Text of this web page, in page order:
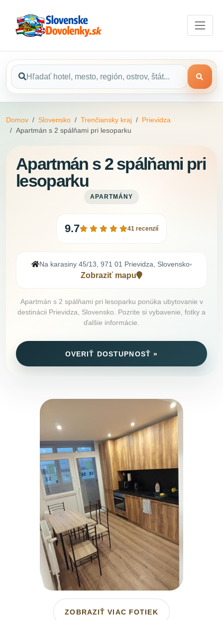
Domov Slovensko Trenčiansky kraj
Prievidza
Apartmán s 2 spálňami pri lesoparku
Apartmán s 2 spálňami pri
lesoparku
APARTMÁNY
9.7 41 recenzií
Na karasiny 45/13, 971 01 Prievidza, Slovensko•
Zobraziť mapu
Apartmán s 2 spálňami pri lesoparku ponúka ubytovanie v
destinácii Prievidza, Slovensko. Pozrite si vybavenie, fotky a
ďalšie informácie.
OVERIŤ DOSTUPNOSŤ »
ZOBRAZIŤ VIAC FOTIEK